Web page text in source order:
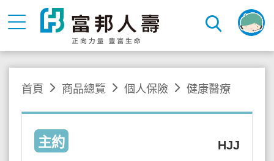
首頁 商品總覽 個人保險 健康醫療
主約 HJJ